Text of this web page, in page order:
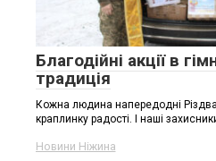
Благодійні акції в
традиція
Кожна людина напередодні
краплинку радості. І наші
Новини Ніжина